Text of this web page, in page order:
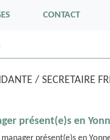
CONTACT
/ SECRETAIRE
présent(e)s en
présent(e)s en